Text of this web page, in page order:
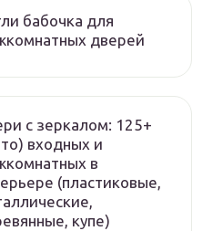
бабочка для
дверей
с зеркалом: 125+
входных и
в
(пластиковые,
купе)